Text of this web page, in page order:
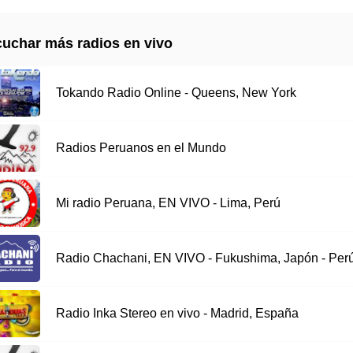
más radios en vivo
Tokando Radio Online - Queens, New York
Radios Peruanos en el Mundo
Mi radio Peruana, EN VIVO - Lima, Perú
Radio Chachani, EN VIVO - Fukushima, Japón -
Radio Inka Stereo en vivo - Madrid, España